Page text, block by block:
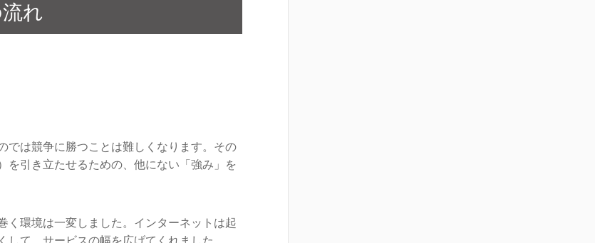
れ
では競争に勝つことは難しくなります。その
を引き立たせるための、他にない「強み」を
く環境は一変しました。インターネットは起
て、サービスの幅を広げてくれました。